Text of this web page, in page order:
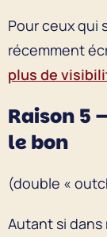
Pour ceux qui
récemment
plus de
Raison 5
le bon
(double «
Autant si dans